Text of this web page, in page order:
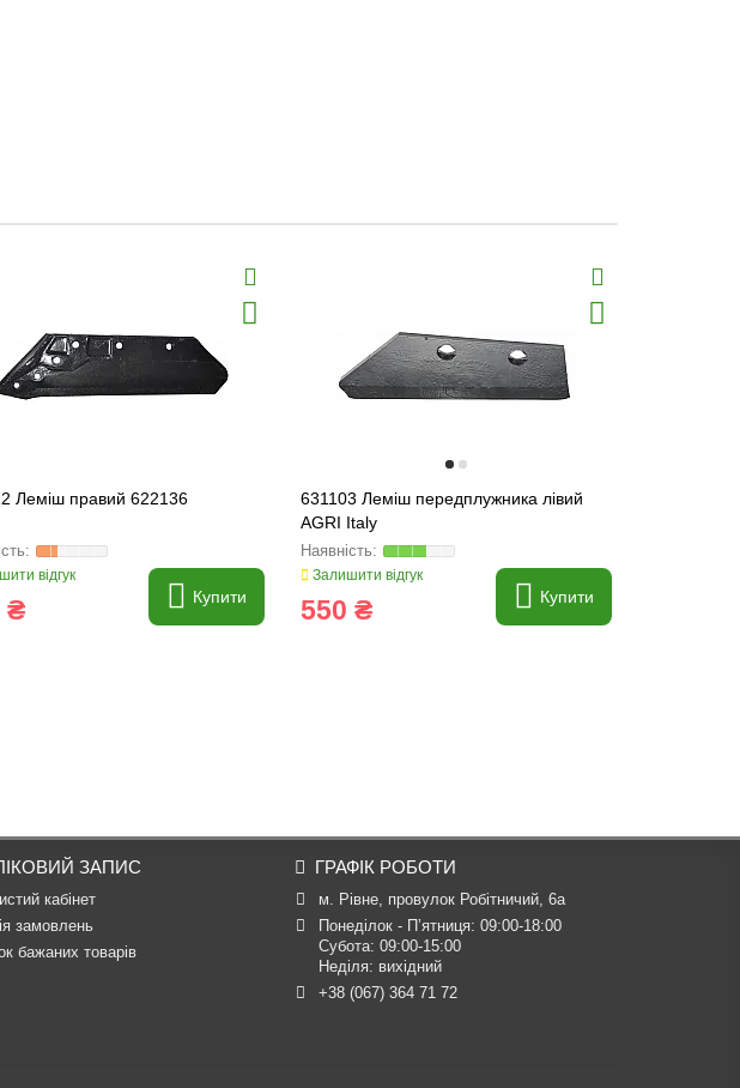
Леміш правий 622136
відгук
₴ Купити
631103 Леміш передплужника лівий
AGRI Italy
Залишити відгук
550 ₴ Купити
ЗАПИС
кабінет
замовлень
бажаних товарів
ГРАФІК РОБОТИ
м. Рівне, провулок Робітничий, 6а
Понеділок - П’ятниця: 09:00-18:00
Субота: 09:00-15:00
Неділя: вихідний
+38 (067) 364 71 72